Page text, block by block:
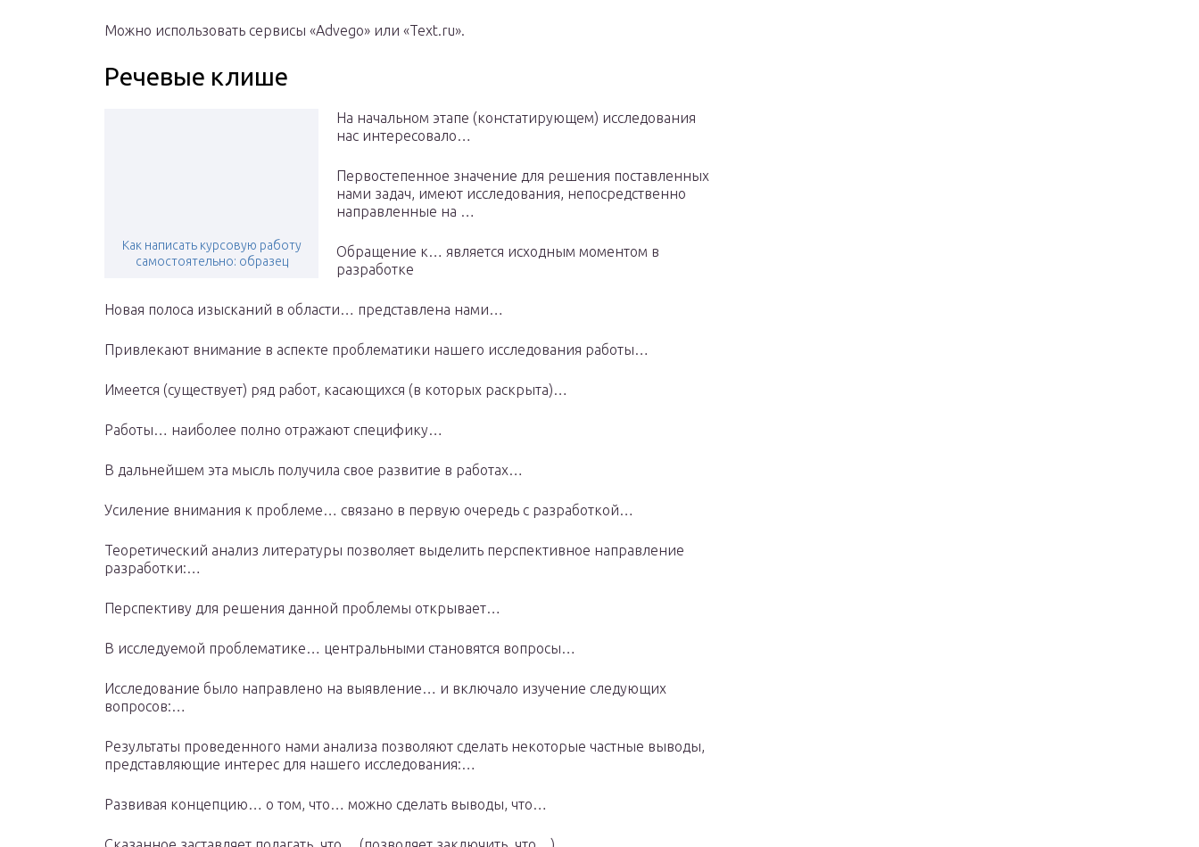
Можно использовать сервисы «Advego» или «Text.ru».
Речевые клише
Как написать курсовую работу
самостоятельно: образец
На начальном этапе (констатирующем) исследования
нас интересовало…
Первостепенное значение для решения поставленных
нами задач, имеют исследования, непосредственно
направленные на …
Обращение к… является исходным моментом в
разработке
Новая полоса изысканий в области… представлена нами…
Привлекают внимание в аспекте проблематики нашего исследования работы…
Имеется (существует) ряд работ, касающихся (в которых раскрыта)…
Работы… наиболее полно отражают специфику…
В дальнейшем эта мысль получила свое развитие в работах…
Усиление внимания к проблеме… связано в первую очередь с разработкой…
Теоретический анализ литературы позволяет выделить перспективное направление
разработки:…
Перспективу для решения данной проблемы открывает…
В исследуемой проблематике… центральными становятся вопросы…
Исследование было направлено на выявление… и включало изучение следующих
вопросов:…
Результаты проведенного нами анализа позволяют сделать некоторые частные выводы,
представляющие интерес для нашего исследования:…
Развивая концепцию… о том, что… можно сделать выводы, что…